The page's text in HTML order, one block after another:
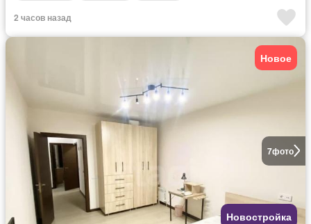
2 часов назад
7фото
Новое
Новостройка